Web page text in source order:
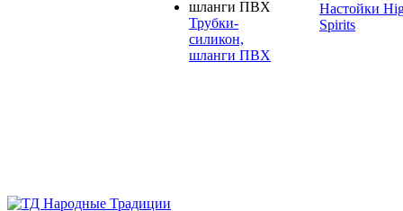
Трубки-
силикон,
шланги ПВХ
Настойки
Spirits